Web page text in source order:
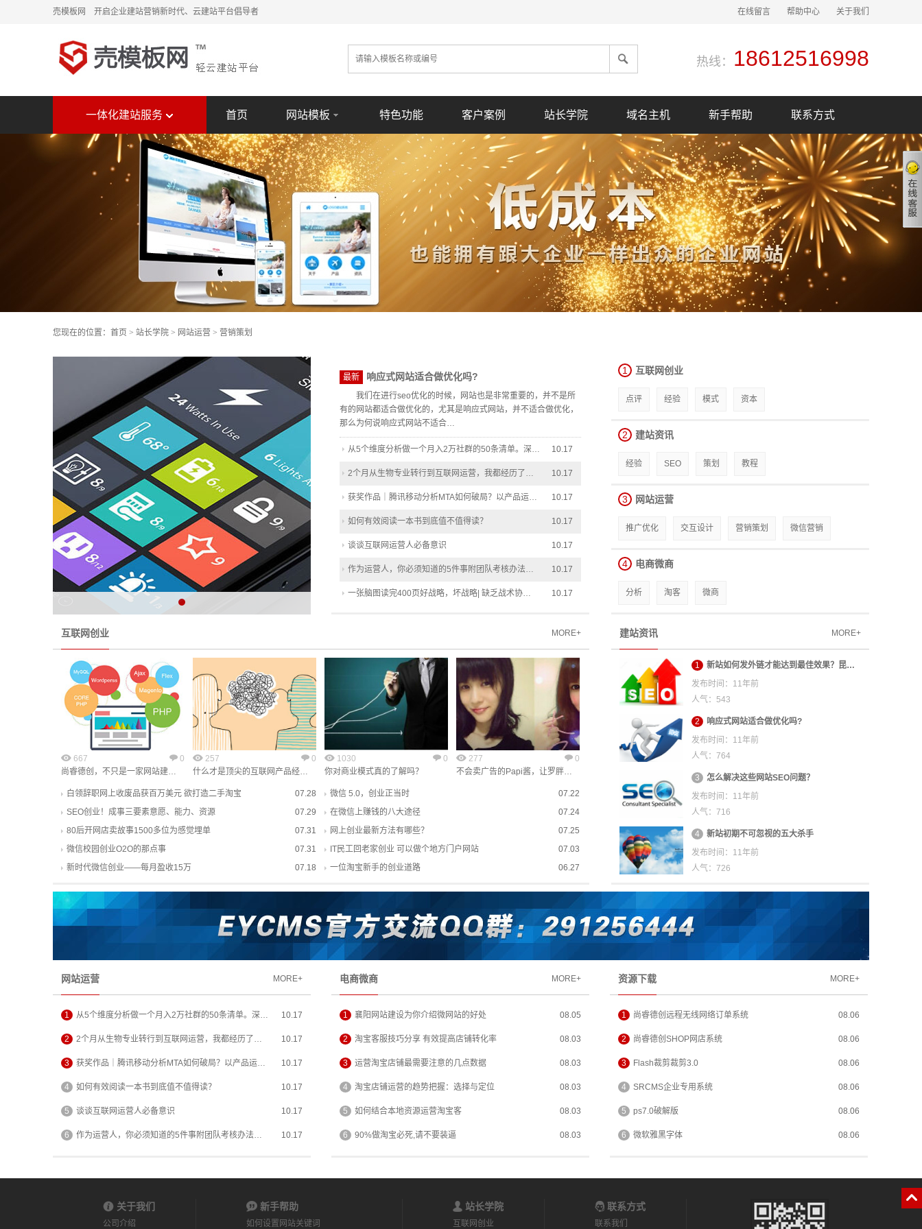
売模板网 开启企业建站营销新时代、云建站平台倡导者 在线留言 帮助中心 关于我们
热线： 18612516998
一体化建站服务 首页 网站模板 特色功能 客户案例 站长学院 域名主机 新手帮助 联系方式
您现在的位置： 首页 > 站长学院 > 网站运营 > 营销策划
最新 响应式网站适合做优化吗?
我们在进行seo优化的时候，网站也是非常重要的，并不是所
有的网站都适合做优化的，尤其是响应式网站，并不适合做优化，
那么为何说响应式网站不适合…
从5个维度分析做一个月入2万社群的50条清单。深… 10.17
2个月从生物专业转行到互联网运营，我都经历了… 10.17
获奖作品｜腾讯移动分析MTA如何破局？以产品运… 10.17
如何有效阅读一本书到底值不值得读？ 10.17
谈谈互联网运营人必备意识 10.17
作为运营人，你必须知道的5件事附团队考核办法… 10.17
一张脑图读完400页好战略，坏战略| 缺乏战术协… 10.17
1 互联网创业
点评 经验 模式 资本
2 建站资讯
经验 SEO 策划 教程
3 网站运营
推广优化 交互设计 营销策划 微信营销
4 电商微商
分析 淘客 微商
MORE+
互联网创业
667
0
尚睿德创，不只是一家网站建…
257
0
什么才是顶尖的互联网产品经…
1030
0
你对商业模式真的了解吗？
277
0
不会卖广告的Papi酱，让罗胖…
白领辞职网上收废品获百万美元 欲打造二手淘宝
07.28
SEO创业！成事三要素意愿、能力、资源
07.29
80后开网店卖故事1500多位为感觉埋单
07.31
微信校园创业O2O的那点事
07.31
新时代微信创业——每月盈收15万
07.18
微信 5.0，创业正当时
07.22
在微信上赚钱的八大途径
07.24
网上创业最新方法有哪些？
07.25
IT民工回老家创业 可以做个地方门户网站
07.03
一位淘宝新手的创业道路
06.27
MORE+
建站资讯
1
新站如何发外链才能达到最佳效果？昆…
发布时间：11年前
人气：543
2
响应式网站适合做优化吗?
发布时间：11年前
人气：764
3
怎么解决这些网站SEO问题？
发布时间：11年前
人气：716
4
新站初期不可忽视的五大杀手
发布时间：11年前
人气：726
MORE+
网站运营
1 10.17
从5个维度分析做一个月入2万社群的50条清单。深…
2 10.17
2个月从生物专业转行到互联网运营，我都经历了…
3 10.17
获奖作品｜腾讯移动分析MTA如何破局？以产品运…
4 10.17
如何有效阅读一本书到底值不值得读？
5 10.17
谈谈互联网运营人必备意识
6 10.17
作为运营人，你必须知道的5件事附团队考核办法…
MORE+
电商微商
1 08.05
襄阳网站建设为你介绍微网站的好处
2 08.03
淘宝客服技巧分享 有效提高店铺转化率
3 08.03
运营淘宝店铺最需要注意的几点数据
4 08.03
淘宝店铺运营的趋势把握：选择与定位
5 08.03
如何结合本地资源运营淘宝客
6 08.03
90%做淘宝必死,请不要装逼
MORE+
资源下载
1 08.06
尚睿德创远程无线网络订单系统
2 08.06
尚睿德创SHOP网店系统
3 08.06
Flash裁剪裁剪3.0
4 08.06
SRCMS企业专用系统
5 08.06
ps7.0破解版
6 08.06
微软雅黑字体
关于我们
公司介绍
新手帮助
如何设置网站关键词
站长学院
互联网创业
联系方式
联系我们